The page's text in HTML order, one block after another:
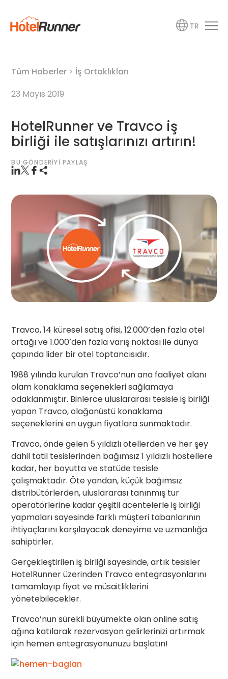
TR
Tüm Haberler > İş Ortaklıkları
23 Mayıs 2019
HotelRunner ve Travco iş
birliği ile satışlarınızı artırın!
BU GÖNDERIYI PAYLAŞ
Travco, 14 küresel satış ofisi, 12.000’den fazla otel
ortağı ve 1.000’den fazla varış noktası ile dünya
çapında lider bir otel toptancısıdır.
1988 yılında kurulan Travco’nun ana faaliyet alanı
olam konaklama seçenekleri sağlamaya
odaklanmıştır. Binlerce uluslararası tesisle iş birliği
yapan Travco, olağanüstü konaklama
seçeneklerini en uygun fiyatlara sunmaktadır.
Travco, önde gelen 5 yıldızlı otellerden ve her şey
dahil tatil tesislerinden bağımsız 1 yıldızlı hostellere
kadar, her boyutta ve statüde tesisle
çalışmaktadır. Öte yandan, küçük bağımsız
distribütörlerden, uluslararası tanınmış tur
operatörlerine kadar çeşitli acentelerle iş birliği
yapmaları sayesinde farklı müşteri tabanlarının
ihtiyaçlarını karşılayacak deneyime ve uzmanlığa
sahiptirler.
Gerçekleştirilen iş birliği sayesinde, artık tesisler
HotelRunner üzerinden Travco entegrasyonlarını
tamamlayıp fiyat ve müsaitliklerini
yönetebilecekler.
Travco’nun sürekli büyümekte olan online satış
ağına katılarak rezervasyon gelirlerinizi artırmak
için hemen entegrasyonunuzu başlatın!